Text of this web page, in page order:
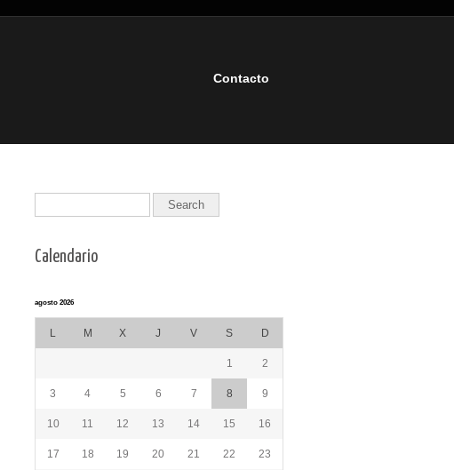
Contacto
Calendario
agosto 2026
L M X J V S D
1 2
3 4 5 6 7 8 9
10 11 12 13 14 15 16
17 18 19 20 21 22 23